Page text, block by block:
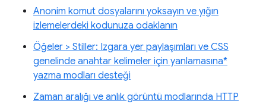
Anonim komut dosyalarını yoksayın ve yığın
izlemelerdeki kodunuza odaklanın
Öğeler > Stiller: Izgara yer paylaşımları ve CSS
genelinde anahtar kelimeler için yanlamasına*
yazma modları desteği
Zaman aralığı ve anlık görüntü modlarında HTTP